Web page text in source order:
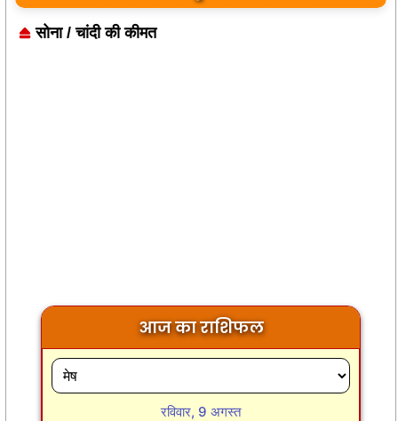
सोना / चांदी की कीमत
आज का राशिफल
रविवार, 9 अगस्त